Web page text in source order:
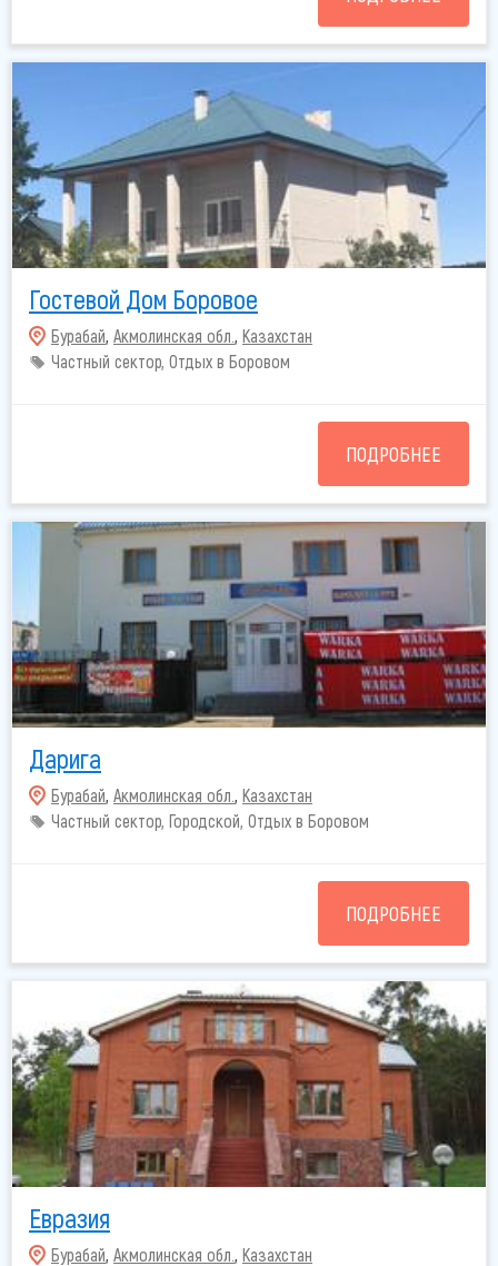
Гостевой Дом Боровое
Бурабай Акмолинская обл. Казахстан
Частный сектор, Отдых в Боровом
ПОДРОБНЕЕ
Дарига
Бурабай Акмолинская обл. Казахстан
Частный сектор, Городской, Отдых в Боровом
ПОДРОБНЕЕ
Евразия
Бурабай Акмолинская обл. Казахстан